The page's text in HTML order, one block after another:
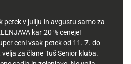
petek v juliju in avgustu samo za
kar 20 % ceneje!
ceni vsak petek od 11. 7. do
za člane Tuš Senior kluba.